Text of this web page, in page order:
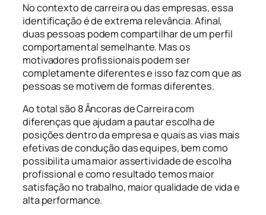
No contexto de carreira ou das empresas, essa
identificação é de extrema relevância. Afinal,
duas pessoas podem compartilhar de um perfil
comportamental semelhante. Mas os
motivadores profissionais podem ser
completamente diferentes e isso faz com que as
pessoas se motivem de formas diferentes.
Ao total são 8 Âncoras de Carreira com
diferenças que ajudam a pautar escolha de
posições dentro da empresa e quais as vias mais
efetivas de condução das equipes, bem como
possibilita uma maior assertividade de escolha
profissional e como resultado temos maior
satisfação no trabalho, maior qualidade de vida e
alta performance.